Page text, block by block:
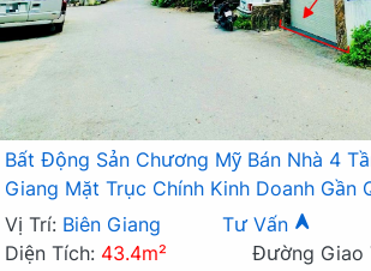
Bất Động Sản Chương Mỹ Bán Nhà 4
Giang Mặt Trục Chính Kinh Doanh Gần
Lĩnh Đang Mở Rộng
Vị Trí: Biên Giang Tư Vấn
Diện Tích: 43.4m²
Đường Giao